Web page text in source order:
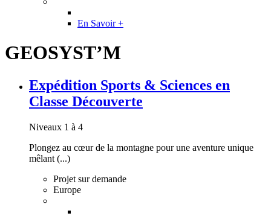
En Savoir +
GEOSYST’M
Expédition Sports & Sciences en
Classe Découverte
Niveaux 1 à 4
Plongez au cœur de la montagne pour une aventure unique
mêlant (...)
Projet sur demande
Europe